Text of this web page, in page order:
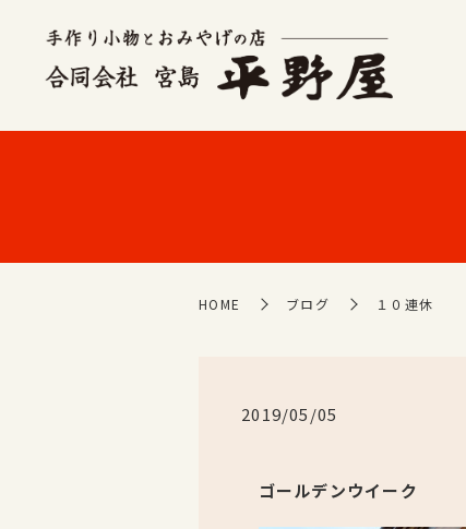
HOME ブログ １０連休
2019/05/05
ゴールデンウイーク